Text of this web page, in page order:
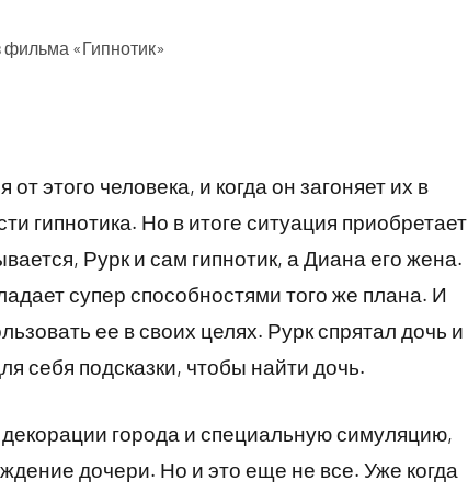
фильма «Гипнотик»
этого человека, и когда он загоняет их в
гипнотика. Но в итоге ситуация приобретает
Рурк и сам гипнотик, а Диана его жена.
супер способностями того же плана. И
ее в своих целях. Рурк спрятал дочь и
себя подсказки, чтобы найти дочь.
города и специальную симуляцию,
дочери. Но и это еще не все. Уже когда